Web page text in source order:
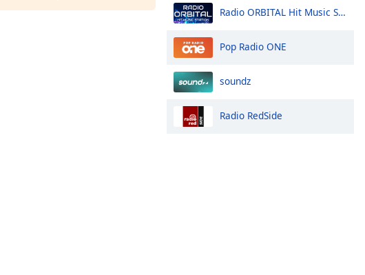
Radio ORBITAL Hit Music Station
Pop Radio ONE
soundz
Radio RedSide